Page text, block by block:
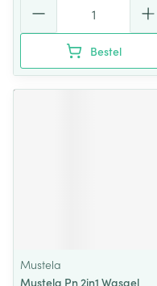
Bestel
Mustela
Mustela Pn 2in1 Wasgel